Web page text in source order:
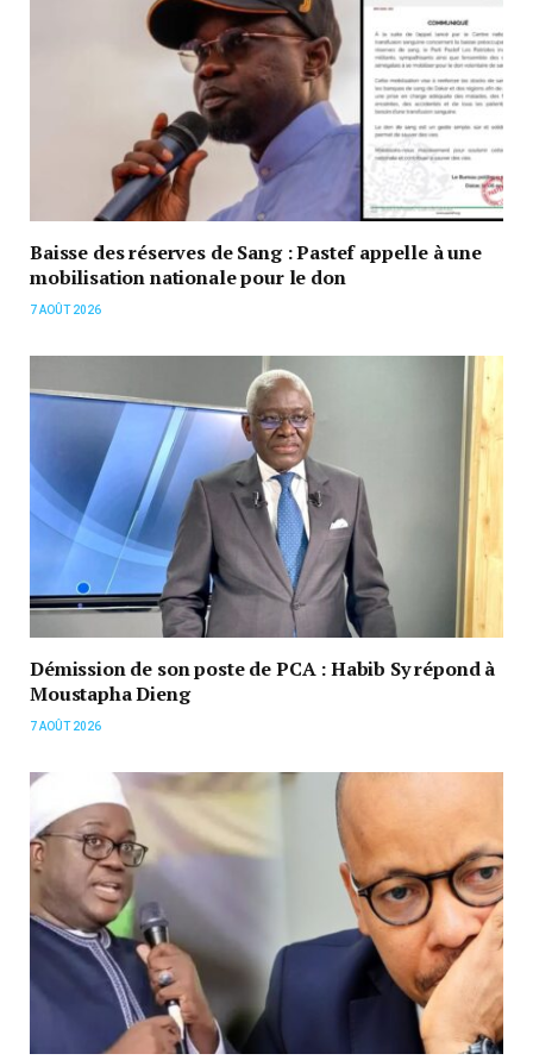
Baisse des réserves de Sang : Pastef appelle à une
mobilisation nationale pour le don
7 AOÛT 2026
Démission de son poste de PCA : Habib Sy répond à
Moustapha Dieng
7 AOÛT 2026